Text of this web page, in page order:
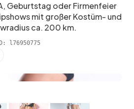
Geburtstag oder Firmenfeier
mit großer Kostüm- und
ca. 200 km.
l76950775